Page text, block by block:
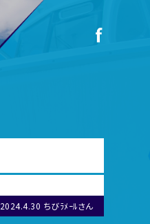
2024.4.30 ちびﾗﾒｰﾙさん